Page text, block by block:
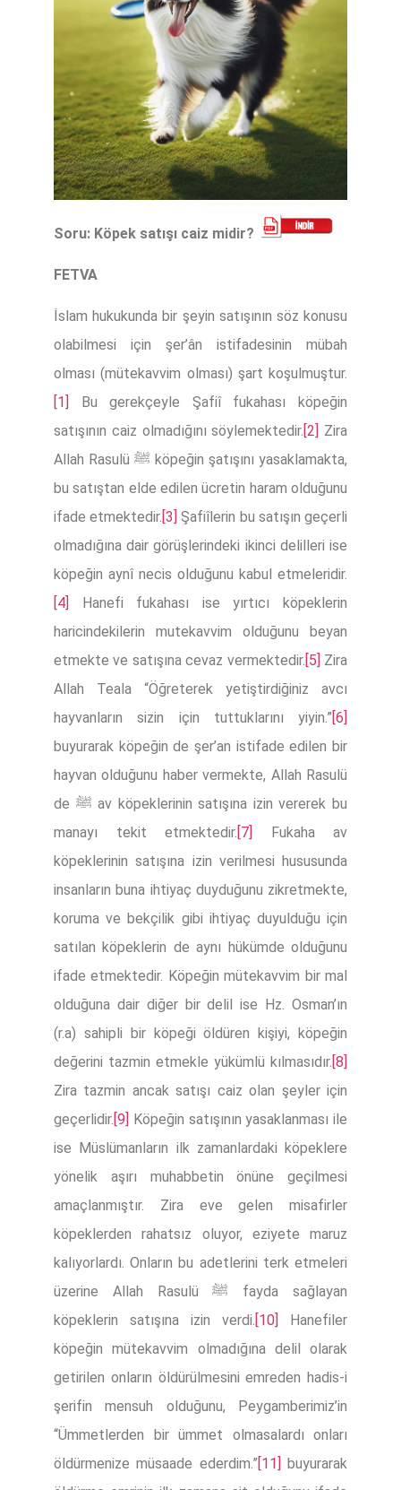
Soru: Köpek satışı caiz midir?
FETVA
İslam hukukunda bir şeyin satışının söz konusu
olabilmesi için şer’ân istifadesinin mübah
olması (mütekavvim olması) şart koşulmuştur.
[1]
Bu gerekçeyle Şafiî fukahası köpeğin
satışının caiz olmadığını söylemektedir. [2]
Zira
Allah Rasulü ﷺ köpeğin şatışını yasaklamakta,
bu satıştan elde edilen ücretin haram olduğunu
ifade etmektedir. [3] Şafiîlerin bu satışın geçerli
olmadığına dair görüşlerindeki ikinci delilleri ise
köpeğin aynî necis olduğunu kabul etmeleridir.
[4]
Hanefi fukahası ise yırtıcı köpeklerin
haricindekilerin mutekavvim olduğunu beyan
etmekte ve satışına cevaz vermektedir. [5] Zira
Allah Teala “Öğreterek yetiştirdiğiniz avcı
hayvanların sizin için tuttuklarını yiyin.” [6]
buyurarak köpeğin de şer’an istifade edilen bir
hayvan olduğunu haber vermekte, Allah Rasulü
de ﷺ av köpeklerinin satışına izin vererek bu
manayı tekit etmektedir. [7]
Fukaha av
köpeklerinin satışına izin verilmesi hususunda
insanların buna ihtiyaç duyduğunu zikretmekte,
koruma ve bekçilik gibi ihtiyaç duyulduğu için
satılan köpeklerin de aynı hükümde olduğunu
ifade etmektedir. Köpeğin mütekavvim bir mal
olduğuna dair diğer bir delil ise Hz. Osman’ın
(r.a) sahipli bir köpeği öldüren kişiyi, köpeğin
değerini tazmin etmekle yükümlü kılmasıdır. [8]
Zira tazmin ancak satışı caiz olan şeyler için
geçerlidir. [9]
Köpeğin satışının yasaklanması ile
ise Müslümanların ilk zamanlardaki köpeklere
yönelik aşırı muhabbetin önüne geçilmesi
amaçlanmıştır. Zira eve gelen misafirler
köpeklerden rahatsız oluyor, eziyete maruz
kalıyorlardı. Onların bu adetlerini terk etmeleri
üzerine Allah Rasulü ﷺ fayda sağlayan
köpeklerin satışına izin verdi. [10]
Hanefiler
köpeğin mütekavvim olmadığına delil olarak
getirilen onların öldürülmesini emreden hadis-i
şerifin mensuh olduğunu, Peygamberimiz’in
“Ümmetlerden bir ümmet olmasalardı onları
öldürmenize müsaade ederdim.” [11]
buyurarak